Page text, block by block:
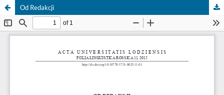
Od Redakcji